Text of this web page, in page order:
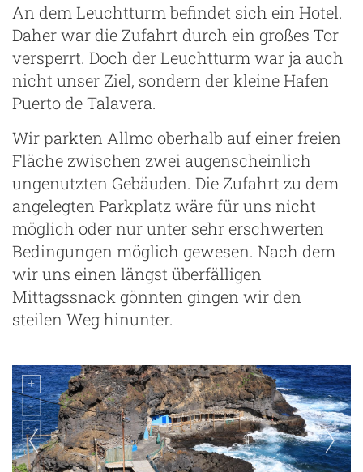
An dem Leuchtturm befindet sich ein Hotel.
Daher war die Zufahrt durch ein großes Tor
versperrt. Doch der Leuchtturm war ja auch
nicht unser Ziel, sondern der kleine Hafen
Puerto de Talavera.
Wir parkten Allmo oberhalb auf einer freien
Fläche zwischen zwei augenscheinlich
ungenutzten Gebäuden. Die Zufahrt zu dem
angelegten Parkplatz wäre für uns nicht
möglich oder nur unter sehr erschwerten
Bedingungen möglich gewesen. Nach dem
wir uns einen längst überfälligen
Mittagssnack gönnten gingen wir den
steilen Weg hinunter.